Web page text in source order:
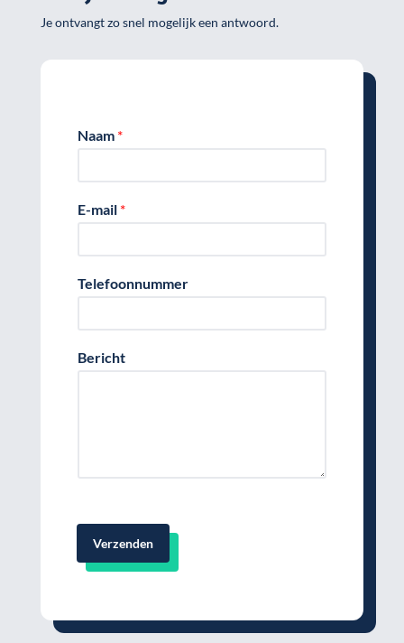
Je ontvangt zo snel mogelijk een antwoord.
Naam *
E-mail *
Telefoonnummer
Bericht
Verzenden